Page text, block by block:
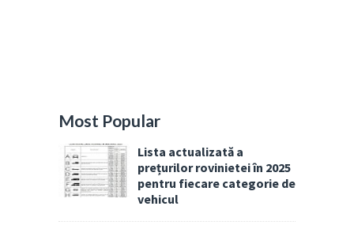
Most Popular
Lista actualizată a
prețurilor rovinietei în 2025
pentru fiecare categorie de
vehicul